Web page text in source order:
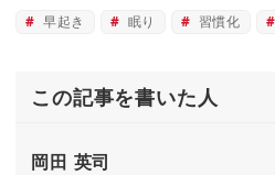
早起き 眠り 習慣化
この記事を書いた人
岡田 英司